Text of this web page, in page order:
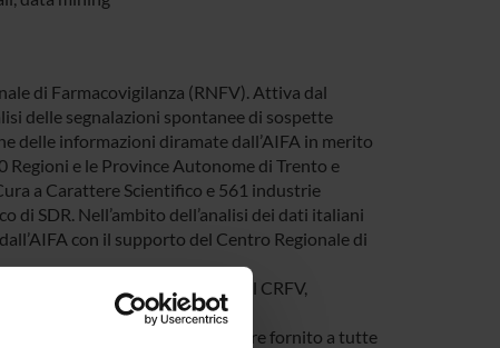
di Farmacovigilanza (RNFV). Attiva dal
delle segnalazioni spontanee di sospette
delle informazioni diramate dall’AIFA in merito
Regioni e le Province Autonome di Trento e
a Carattere Scientifico e 561 industrie
SDR. Nell’ambito dell’analisi dei dati italiani
con il supporto del Centro Regionale di
della banca dati localizzata nel CRFV,
autenticazione.
in precedenza. Verrà inoltre fornito a tutte